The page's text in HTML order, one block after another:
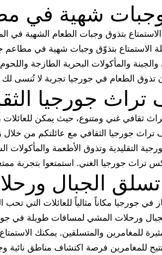
شهية في
الاستمتاع بتذوق وجبات الطعام الشهية
الاستمتاع بتذوّق وجبات شهية في مطاعم
والمأكولات البحرية الطازجة
الطعام في جورجيا تجربة لا تُنسى لك
جورجيا
ثقافي غني ومتنوع، حيث يمكن للعائلات
جورجيا الثقافي مع عائلتكم من خلال
التقليدية وتذوق الأطعمة
تراث جورجيا الغني. استمتعوا بتجربة
تسلق الجبال
في جورجيا مكاناً مثالياً للعائلات التي
ورحلات المشي لمسافات طويلة في
للمغامرين والمتسلقين. يمكنك
للمغامرين فرصة اكتشاف مناطق نائية